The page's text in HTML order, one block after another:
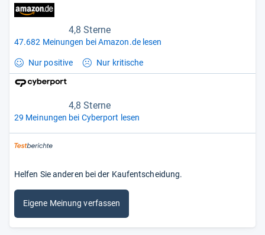
4,8 Sterne
47.682 Meinungen bei Amazon.de lesen
Nur positive Nur kritische
4,8 Sterne
29 Meinungen bei Cyberport lesen
Helfen Sie anderen bei der Kaufentscheidung.
Eigene Meinung verfassen